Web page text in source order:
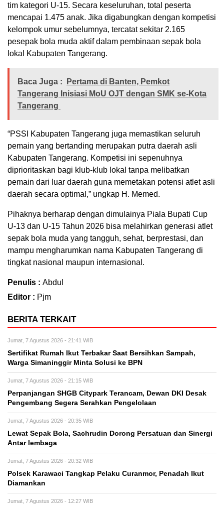
tim kategori U-15. Secara keseluruhan, total peserta
mencapai 1.475 anak. Jika digabungkan dengan kompetisi
kelompok umur sebelumnya, tercatat sekitar 2.165
pesepak bola muda aktif dalam pembinaan sepak bola
lokal Kabupaten Tangerang.
Baca Juga :
Pertama di Banten, Pemkot
Tangerang Inisiasi MoU OJT dengan SMK se-Kota
Tangerang
“PSSI Kabupaten Tangerang juga memastikan seluruh
pemain yang bertanding merupakan putra daerah asli
Kabupaten Tangerang. Kompetisi ini sepenuhnya
diprioritaskan bagi klub-klub lokal tanpa melibatkan
pemain dari luar daerah guna memetakan potensi atlet asli
daerah secara optimal,” ungkap H. Memed.
Pihaknya berharap dengan dimulainya Piala Bupati Cup
U-13 dan U-15 Tahun 2026 bisa melahirkan generasi atlet
sepak bola muda yang tangguh, sehat, berprestasi, dan
mampu mengharumkan nama Kabupaten Tangerang di
tingkat nasional maupun internasional.
Penulis : Abdul
Editor : Pjm
BERITA TERKAIT
Jumat, 7 Agustus 2026 - 21:41 WIB
Sertifikat Rumah Ikut Terbakar Saat Bersihkan Sampah,
Warga Simaninggir Minta Solusi ke BPN
Jumat, 7 Agustus 2026 - 21:15 WIB
Perpanjangan SHGB Citypark Terancam, Dewan DKI Desak
Pengembang Segera Serahkan Pengelolaan
Jumat, 7 Agustus 2026 - 20:35 WIB
Lewat Sepak Bola, Sachrudin Dorong Persatuan dan Sinergi
Antar lembaga
Jumat, 7 Agustus 2026 - 20:32 WIB
Polsek Karawaci Tangkap Pelaku Curanmor, Penadah Ikut
Diamankan
Jumat, 7 Agustus 2026 - 12:27 WIB